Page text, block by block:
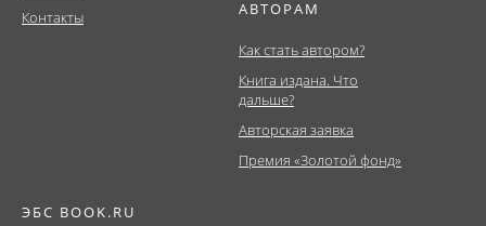
Контакты
АВТОРАМ
Как стать автором?
Книга издана. Что
дальше?
Авторская заявка
Премия «Золотой фонд»
ЭБС BOOK.RU